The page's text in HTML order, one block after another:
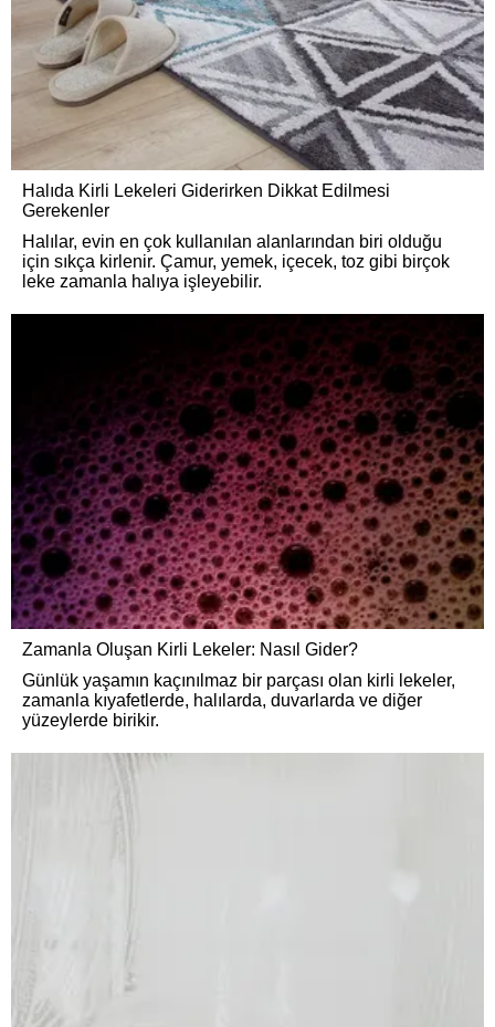
Halıda Kirli Lekeleri Giderirken Dikkat Edilmesi
Gerekenler
Halılar, evin en çok kullanılan alanlarından biri olduğu
için sıkça kirlenir. Çamur, yemek, içecek, toz gibi birçok
leke zamanla halıya işleyebilir.
Zamanla Oluşan Kirli Lekeler: Nasıl Gider?
Günlük yaşamın kaçınılmaz bir parçası olan kirli lekeler,
zamanla kıyafetlerde, halılarda, duvarlarda ve diğer
yüzeylerde birikir.